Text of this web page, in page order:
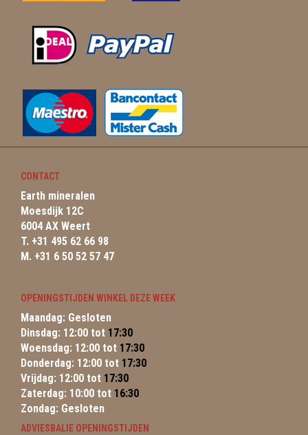
CONTACT
Earth mineralen
Moesdijk 12C
6004 AX Weert
T. +31 495 62 66 98
M. +31 6 50 52 57 47
OPENINGSTIJDEN WINKEL DEZE WEEK
Maandag: Gesloten
Dinsdag: 12:00 tot 17:30
Woensdag: 12:00 tot 17:30
Donderdag: 12:00 tot 17:30
Vrijdag: 12:00 tot 17:30
Zaterdag: 10:00 tot 16:30
Zondag: Gesloten
ADVIESBALIE OPENINGSTIJDEN